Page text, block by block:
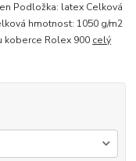
Podložka: latex Celková
hmotnost: 1050 g/m2
koberce Rolex 900 celý